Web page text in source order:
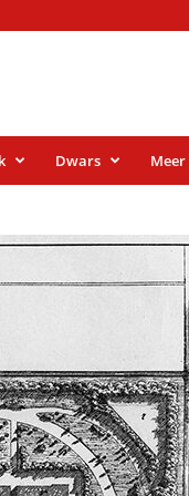
Dwars Meer